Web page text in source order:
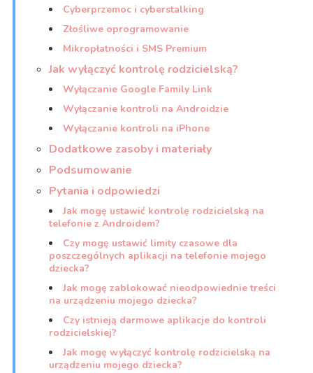
Cyberprzemoc i cyberstalking
Złośliwe oprogramowanie
Mikropłatności i SMS Premium
Jak wyłączyć kontrolę rodzicielską?
Wyłączanie Google Family Link
Wyłączanie kontroli na Androidzie
Wyłączanie kontroli na iPhone
Dodatkowe zasoby i materiały
Podsumowanie
Pytania i odpowiedzi
Jak mogę ustawić kontrolę rodzicielską na
telefonie z Androidem?
Czy mogę ustawić limity czasowe dla
poszczególnych aplikacji na telefonie mojego
dziecka?
Jak mogę zablokować nieodpowiednie treści
na urządzeniu mojego dziecka?
Czy istnieją darmowe aplikacje do kontroli
rodzicielskiej?
Jak mogę wyłączyć kontrolę rodzicielską na
urządzeniu mojego dziecka?